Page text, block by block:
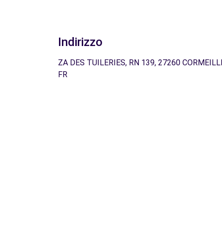
Indirizzo
ZA DES TUILERIES, RN 139, 27260
FR